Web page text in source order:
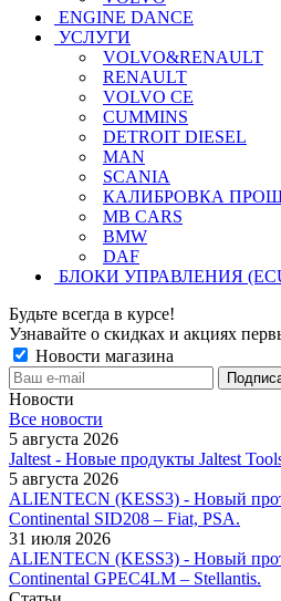
ENGINE DANCE
УСЛУГИ
VOLVO&RENAULT
RENAULT
VOLVO CE
CUMMINS
DETROIT DIESEL
MAN
SCANIA
КАЛИБРОВКА
MB CARS
BMW
DAF
БЛОКИ УПРАВЛЕНИЯ
Будьте всегда в курсе!
Узнавайте о скидках и акциях
Новости магазина
Новости
Все новости
5 августа 2026
Jaltest - Новые продукты Jaltest
5 августа 2026
ALIENTECN (KESS3) - Новый
Continental SID208 – Fiat, PSA.
31 июля 2026
ALIENTECN (KESS3) - Новый
Continental GPEC4LM – Stellantis.